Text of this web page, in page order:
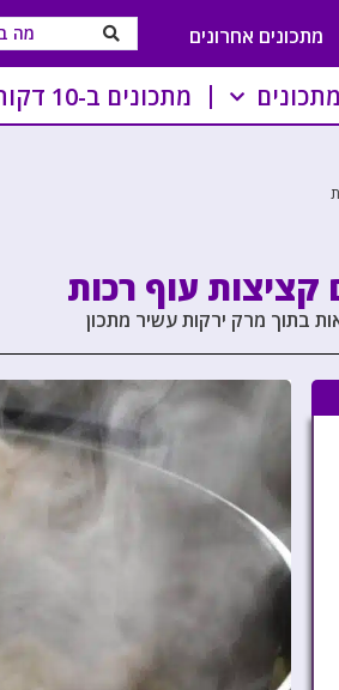
מתכונים אחרונים
מתכונים ב-10 דקות
עוף רכות
בתוך מרק ירקות עשיר מתכון